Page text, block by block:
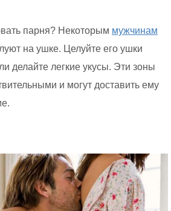
парня? Некоторым мужчинам
на ушке. Целуйте его ушки
делайте легкие укусы. Эти зоны
и могут доставить ему